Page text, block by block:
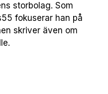
storbolag. Som
fokuserar han på
skriver även om